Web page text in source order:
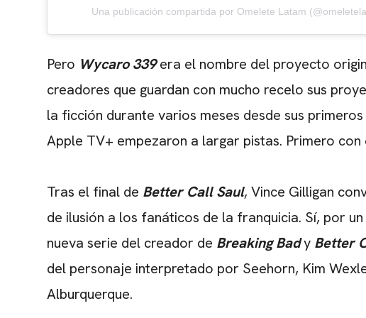
Una publicación compartida por Omelete Latam
Pero Wycaro 339era el nombre del proyecto
creadores que guardan con mucho recelo sus
la ficción durante varios meses desde sus
Apple TV+ empezaron a largar pistas. Primero
Tras el final de Better Call Saul, Vince Gilligan
de ilusión a los fanáticos de la franquicia. Sí, por
nueva serie del creador de Breaking Bady Better
del personaje interpretado por Seehorn, Kim
Alburquerque.